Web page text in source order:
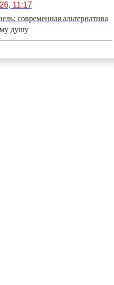
11:17
современная альтернатива
душу